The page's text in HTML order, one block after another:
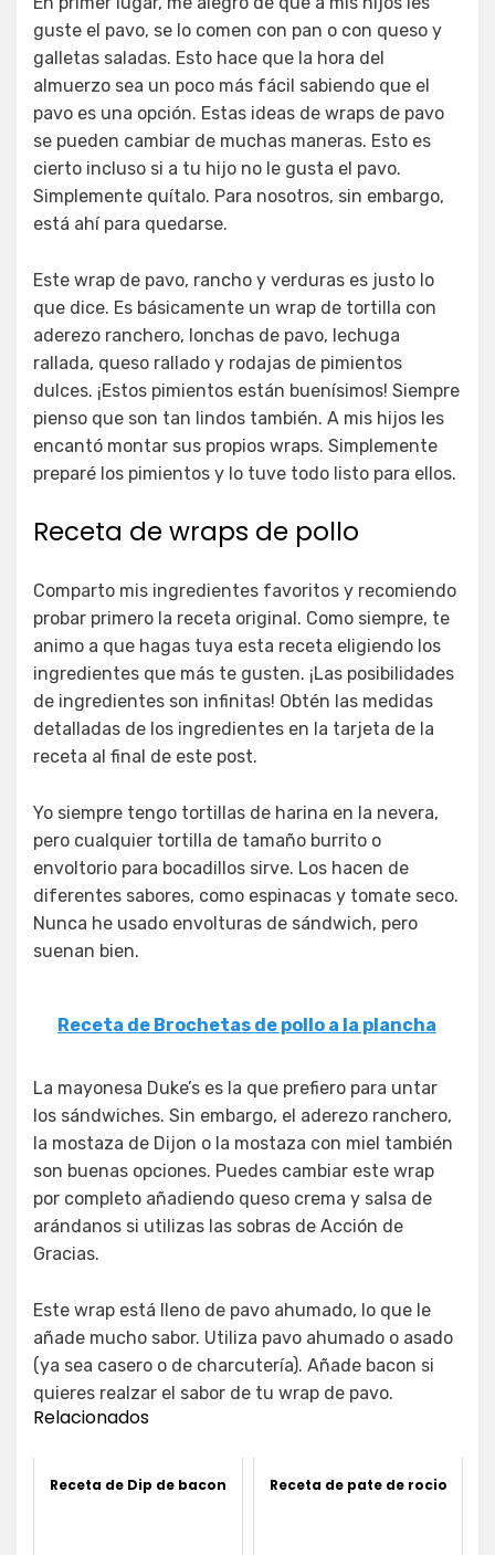
guste el pavo, se lo comen con pan o con queso y
galletas saladas. Esto hace que la hora del
almuerzo sea un poco más fácil sabiendo que el
pavo es una opción. Estas ideas de wraps de pavo
se pueden cambiar de muchas maneras. Esto es
cierto incluso si a tu hijo no le gusta el pavo.
Simplemente quítalo. Para nosotros, sin embargo,
está ahí para quedarse.
Este wrap de pavo, rancho y verduras es justo lo
que dice. Es básicamente un wrap de tortilla con
aderezo ranchero, lonchas de pavo, lechuga
rallada, queso rallado y rodajas de pimientos
dulces. ¡Estos pimientos están buenísimos! Siempre
pienso que son tan lindos también. A mis hijos les
encantó montar sus propios wraps. Simplemente
preparé los pimientos y lo tuve todo listo para ellos.
Receta de wraps de pollo
Comparto mis ingredientes favoritos y recomiendo
probar primero la receta original. Como siempre, te
animo a que hagas tuya esta receta eligiendo los
ingredientes que más te gusten. ¡Las posibilidades
de ingredientes son infinitas! Obtén las medidas
detalladas de los ingredientes en la tarjeta de la
receta al final de este post.
Yo siempre tengo tortillas de harina en la nevera,
pero cualquier tortilla de tamaño burrito o
envoltorio para bocadillos sirve. Los hacen de
diferentes sabores, como espinacas y tomate seco.
Nunca he usado envolturas de sándwich, pero
suenan bien.
Receta de Brochetas de pollo a la plancha
La mayonesa Duke’s es la que prefiero para untar
los sándwiches. Sin embargo, el aderezo ranchero,
la mostaza de Dijon o la mostaza con miel también
son buenas opciones. Puedes cambiar este wrap
por completo añadiendo queso crema y salsa de
arándanos si utilizas las sobras de Acción de
Gracias.
Este wrap está lleno de pavo ahumado, lo que le
añade mucho sabor. Utiliza pavo ahumado o asado
(ya sea casero o de charcutería). Añade bacon si
quieres realzar el sabor de tu wrap de pavo.
Relacionados
Receta de Dip de bacon Receta de pate de rocio